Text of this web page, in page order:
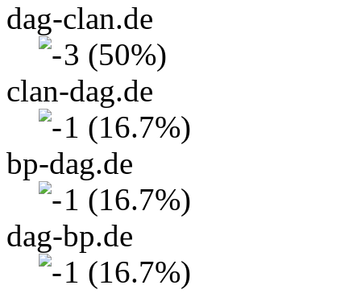
dag-clan.de
3 (50%)
clan-dag.de
1 (16.7%)
bp-dag.de
1 (16.7%)
dag-bp.de
1 (16.7%)